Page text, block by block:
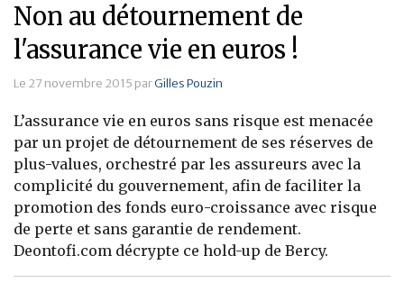
Non au détournement de
l'assurance vie en euros !
Le 27 novembre 2015 parGilles Pouzin
L’assurance vie en euros sans risque est menacée
par un projet de détournement de ses réserves de
plus-values, orchestré par les assureurs avec la
complicité du gouvernement, afin de faciliter la
promotion des fonds euro-croissance avec risque
de perte et sans garantie de rendement.
Deontofi.com décrypte ce hold-up de Bercy.